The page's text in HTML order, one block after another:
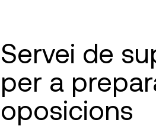
Servei de
per a
oposicions